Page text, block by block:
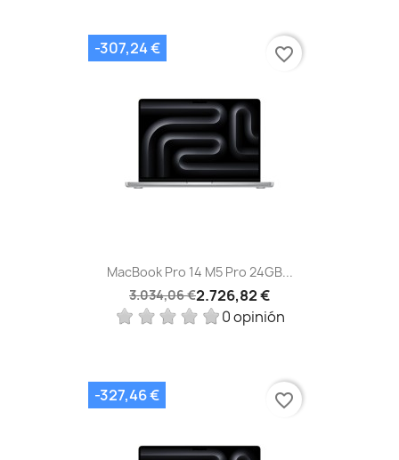
MacBook Pro 14 M5 Pro 24GB...
3.034,06 €2.726,82 €
0 opinión
-307,24 € favorite_border
-327,46 € favorite_border